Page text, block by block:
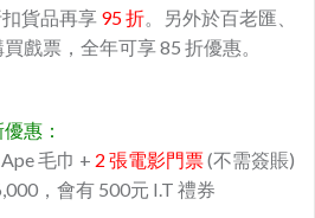
扣貨品再享 95 折。另外於百老匯、
戲票，全年可享 85 折優惠。
惠：
毛巾 + 2 張電影門票(不需簽賬)
，會有 500元 I.T 禮券